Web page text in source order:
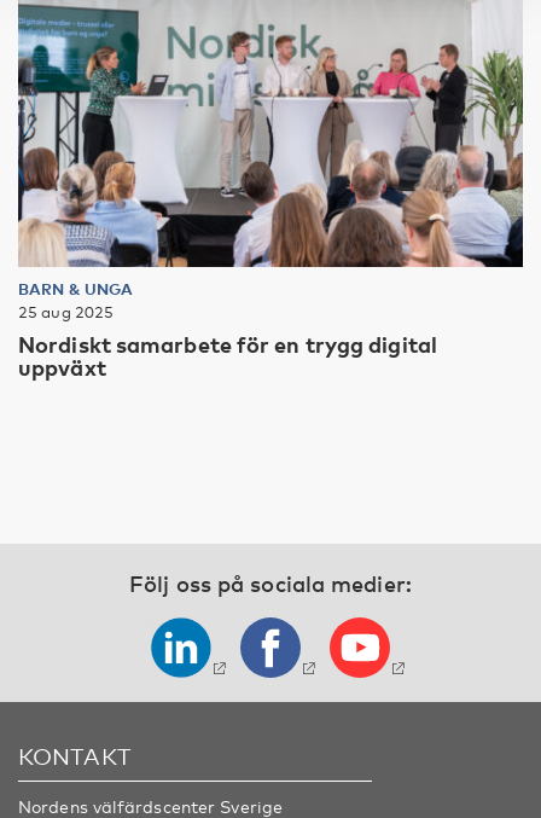
BARN & UNGA
25 aug 2025
Nordiskt samarbete för en trygg digital
uppväxt
Följ oss på sociala medier:
KONTAKT
Nordens välfärdscenter Sverige